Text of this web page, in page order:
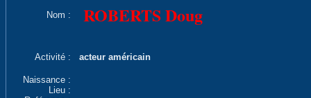
Nom : ROBERTS Doug
Activité : acteur américain
Naissance :
Lieu :